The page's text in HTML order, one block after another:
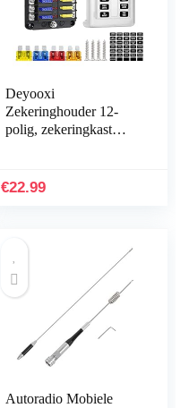
Deyooxi
Zekeringhouder 12-
polig, zekeringkast
Auto
€22.99
Autoradio Mobiele